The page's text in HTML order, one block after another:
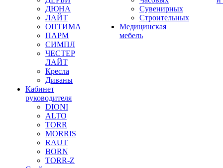
ДЮНА
ЛАЙТ
ОПТИМА
ПАРМ
СИМПЛ
ЧЕСТЕР
ЛАЙТ
Кресла
Диваны
Кабинет
руководителя
DIONI
ALTO
TORR
MORRIS
RAUT
BORN
TORR-Z
Сувенирных
Строительных
Медицинская
мебель